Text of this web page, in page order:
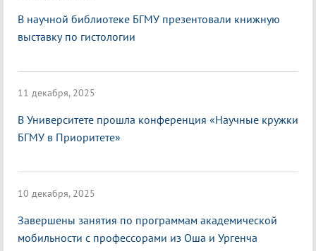
В научной библиотеке БГМУ презентовали книжную
выставку по гистологии
11 декабря, 2025
В Университете прошла конференция «Научные кружки
БГМУ в Приоритете»
10 декабря, 2025
Завершены занятия по программам академической
мобильности с профессорами из Оша и Ургенча